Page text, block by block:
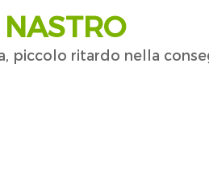
piccolo ritardo nella